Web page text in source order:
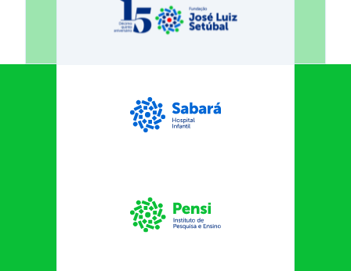
Fundação José Luiz Egydio
Sabará Hospital Infantil
Instituto Pensi